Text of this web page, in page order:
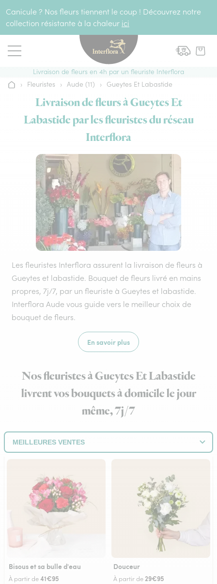
Canicule ? Nos fleurs tiennent le coup ! Découvrez notre
collection résistante à la chaleur ici
Livraison de fleurs en 4h par un fleuriste Interflora
Accueil
› Fleuristes › Aude (11) › Gueytes Et Labastide
Livraison de fleurs à Gueytes Et
Labastide par les fleuristes du réseau
Interflora
Les fleuristes Interflora assurent la livraison de fleurs à
Gueytes et labastide. Bouquet de fleurs livré en mains
propres, 7j/7, par un fleuriste à Gueytes et labastide.
Interflora Aude vous guide vers le meilleur choix de
bouquet de fleurs.
En savoir plus
Nos fleuristes à Gueytes Et Labastide
livrent vos bouquets à domicile le jour
même, 7j/7
Bisous et sa bulle d'eau
À partir de41€95
Douceur
À partir de29€95